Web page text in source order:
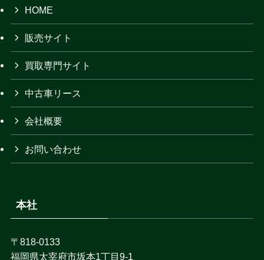
HOME
販売サイト
買取専門サイト
中古車リース
会社概要
お問い合わせ
本社
〒818-0133
福岡県太宰府市坂本1丁目9-1